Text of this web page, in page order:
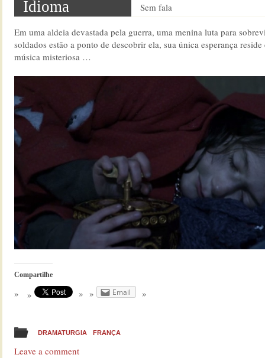
Idioma Sem fala
Em uma aldeia devastada pela guerra, uma menina luta para
soldados estão a ponto de descobrir ela, sua única esperança
música misteriosa …
Compartilhe
Email
DRAMATURGIA FRANÇA
Leave a comment